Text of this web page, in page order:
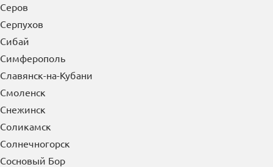
Серов
Серпухов
Сибай
Симферополь
Славянск-на-Кубани
Смоленск
Снежинск
Соликамск
Солнечногорск
Сосновый Бор